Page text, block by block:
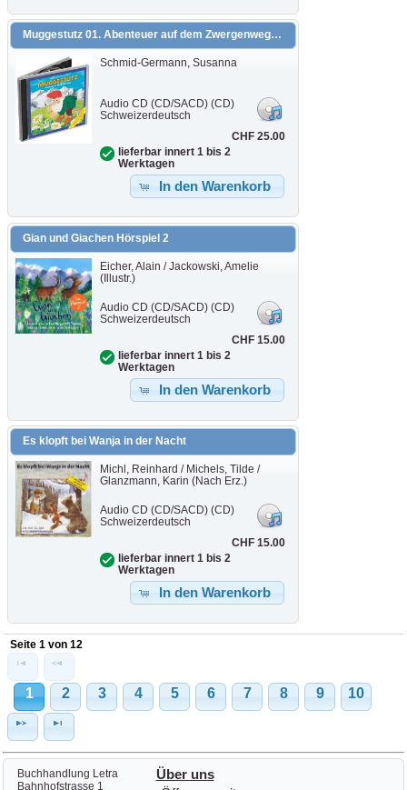
Muggestutz 01. Abenteuer auf dem Zwergenweg
Schmid-Germann, Susanna
Audio CD (CD/SACD) (CD)
Schweizerdeutsch
CHF 25.00
lieferbar innert 1 bis 2
Werktagen
In den Warenkorb
Gian und Giachen Hörspiel 2
Eicher, Alain / Jackowski, Amelie
(Illustr.)
Audio CD (CD/SACD) (CD)
Schweizerdeutsch
CHF 15.00
lieferbar innert 1 bis 2
Werktagen
In den Warenkorb
Es klopft bei Wanja in der Nacht
Michl, Reinhard / Michels, Tilde /
Glanzmann, Karin (Nach Erz.)
Audio CD (CD/SACD) (CD)
Schweizerdeutsch
CHF 15.00
lieferbar innert 1 bis 2
Werktagen
In den Warenkorb
Seite 1 von 12
1 2 3 4 5 6 7 8 9 10
Buchhandlung Letra
Bahnhofstrasse 1
Über uns